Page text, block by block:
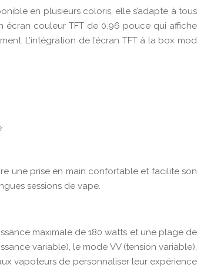
en plusieurs coloris, elle s’adapte à tous
écran couleur TFT de 0.96 pouce qui affiche
L’intégration de l’écran TFT à la box mod
une prise en main confortable et facilite son
sessions de vape.
maximale de 180 watts et une plage de
variable), le mode VV (tension variable),
vapoteurs de personnaliser leur expérience